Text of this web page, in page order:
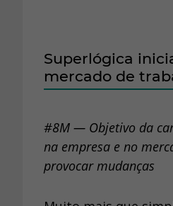
Superlógica
mercado de
#8M — Objetivo da
na empresa e no
provocar mudanças